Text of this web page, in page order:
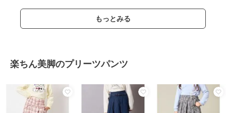
もっとみる
楽ちん美脚のプリーツパンツ